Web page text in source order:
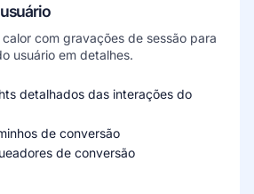
com gravações de sessão para
usuário em detalhes.
detalhados das interações do
de conversão
de conversão